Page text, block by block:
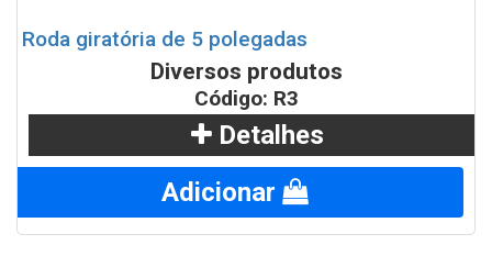
Roda giratória de 5 polegadas
Diversos produtos
Código: R3
Detalhes
Adicionar